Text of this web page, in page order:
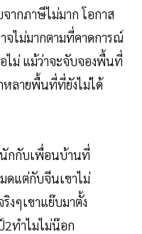
ากภาษีไม่มาก โอกาส
จไม่มากตามที่คาดการณ์
ไม่ แม้ว่าจะจับจองพื้นที่
หลายพื้นที่ที่ยังไม่ได้
กกับเพื่อนบ้านที่
ดแต่กับจีนเขาไม่
งๆเขาแย๊บมาตั้ง
ทำไมไม่น๊อก